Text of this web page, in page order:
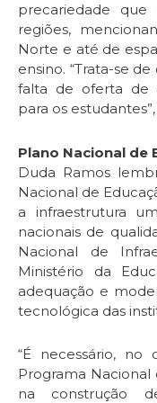
precariedade que
regiões,
Norte e até de
ensino. “Trata-se
falta de oferta de
para os
Plano Nacional de
Duda Ramos
Nacional de
a infraestrutura
nacionais de
Nacional de
Ministério da
adequação e
tecnológica das
“É necessário,
Programa Nacional
na construção